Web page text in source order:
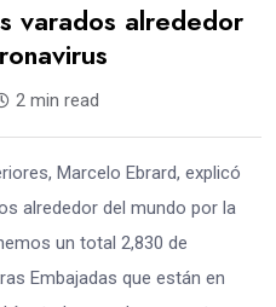
varados alrededor
2 min read
Marcelo Ebrard, explicó
alrededor del mundo por la
un total 2,830 de
Embajadas que están en